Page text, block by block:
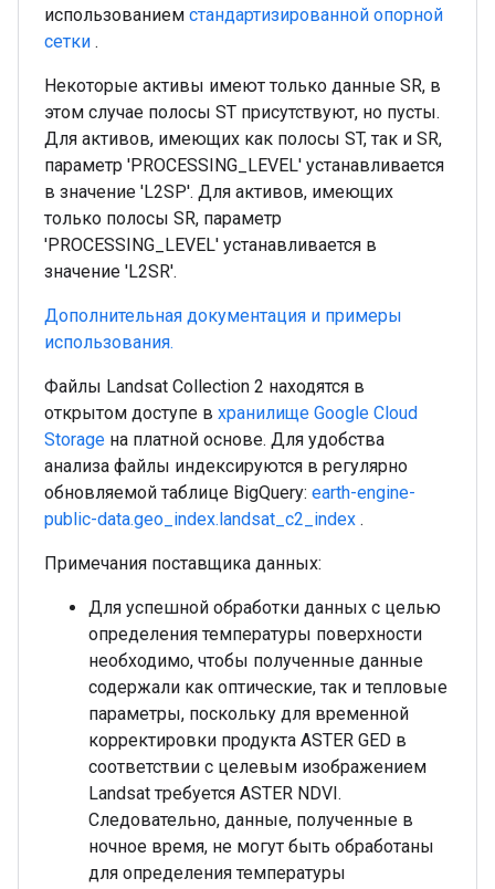
использованием стандартизированной опорной
сетки .
Некоторые активы имеют только данные SR, в
этом случае полосы ST присутствуют, но пусты.
Для активов, имеющих как полосы ST, так и SR,
параметр 'PROCESSING_LEVEL' устанавливается
в значение 'L2SP'. Для активов, имеющих
только полосы SR, параметр
'PROCESSING_LEVEL' устанавливается в
значение 'L2SR'.
Дополнительная документация и примеры
использования.
Файлы Landsat Collection 2 находятся в
открытом доступе в хранилище Google Cloud
Storage на платной основе. Для удобства
анализа файлы индексируются в регулярно
обновляемой таблице BigQuery: earth-engine-
public-data.geo_index.landsat_c2_index .
Примечания поставщика данных:
Для успешной обработки данных с целью
определения температуры поверхности
необходимо, чтобы полученные данные
содержали как оптические, так и тепловые
параметры, поскольку для временной
корректировки продукта ASTER GED в
соответствии с целевым изображением
Landsat требуется ASTER NDVI.
Следовательно, данные, полученные в
ночное время, не могут быть обработаны
для определения температуры